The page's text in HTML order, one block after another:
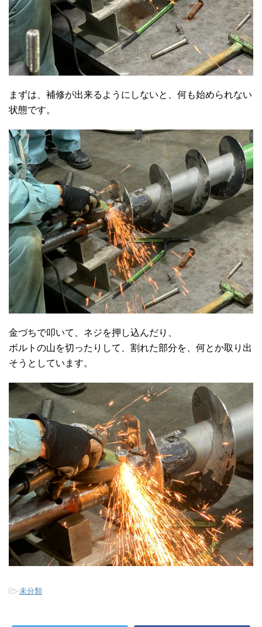
まずは、補修が出来るようにしないと、何も始められない
状態です。
金づちで叩いて、ネジを押し込んだり、
ボルトの山を切ったりして、割れた部分を、何とか取り出
そうとしています。
-未分類